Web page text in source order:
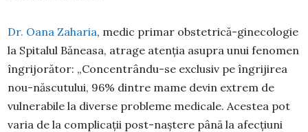
Dr. Oana Zaharia, medic primar obstetrică-ginecologie
la Spitalul Băneasa, atrage atenția asupra unui fenomen
îngrijorător: „Concentrându-se exclusiv pe îngrijirea
nou-născutului, 96% dintre mame devin extrem de
vulnerabile la diverse probleme medicale. Acestea pot
varia de la complicații post-naștere până la afecțiuni